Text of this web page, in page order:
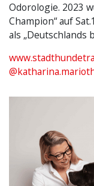
Odorologie. 2023
Champion“ auf
als „Deutschlands